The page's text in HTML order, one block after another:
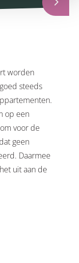
worden
steeds
op een
voor de
geen
Daarmee
uit aan de